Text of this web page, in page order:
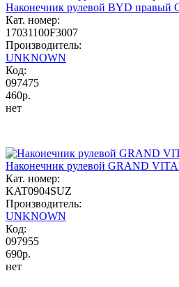
Наконечник рулевой BYD правый
Кат. номер:
17031100F3007
Производитель:
UNKNOWN
Код:
097475
460р.
нет
Наконечник рулевой GRAND
Кат. номер:
KAT0904SUZ
Производитель:
UNKNOWN
Код:
097955
690р.
нет